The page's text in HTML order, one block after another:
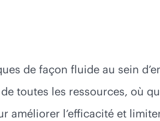
de façon fluide au sein
toutes les ressources, où
améliorer l’efficacité et